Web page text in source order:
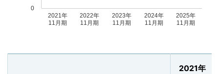
2021年
11月期
2022年
11月期
2023年
11月期
2024年
11月期
2025年
11月期
0
2021年